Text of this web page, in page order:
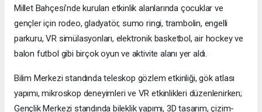
Millet Bahçesi’nde kurulan etkinlik alanlarında çocuklar ve
gençler için rodeo, gladyatör, sumo ringi, trambolin, engelli
parkuru, VR simülasyonları, elektronik basketbol, air hockey ve
balon futbol gibi birçok oyun ve aktivite alanı yer aldı.
Bilim Merkezi standında teleskop gözlem etkinliği, gök atlası
yapımı, mikroskop deneyimleri ve VR etkinlikleri düzenlenirken;
Gençlik Merkezi standında bileklik yapımı, 3D tasarım, çizim-